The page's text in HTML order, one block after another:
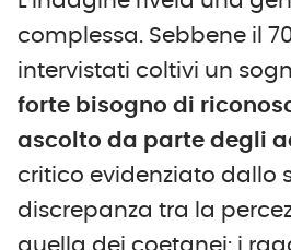
complessa. Sebbene il
intervistati coltivi un
forte bisogno di
ascolto da parte degli
critico evidenziato dallo
discrepanza tra la